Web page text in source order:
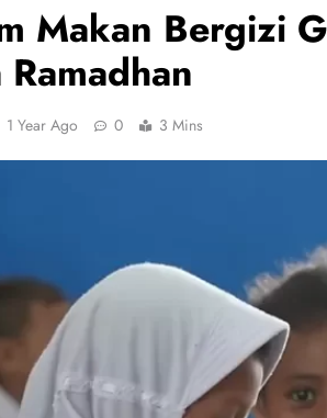
Makan Bergizi
1 Year Ago 0 3 Mins